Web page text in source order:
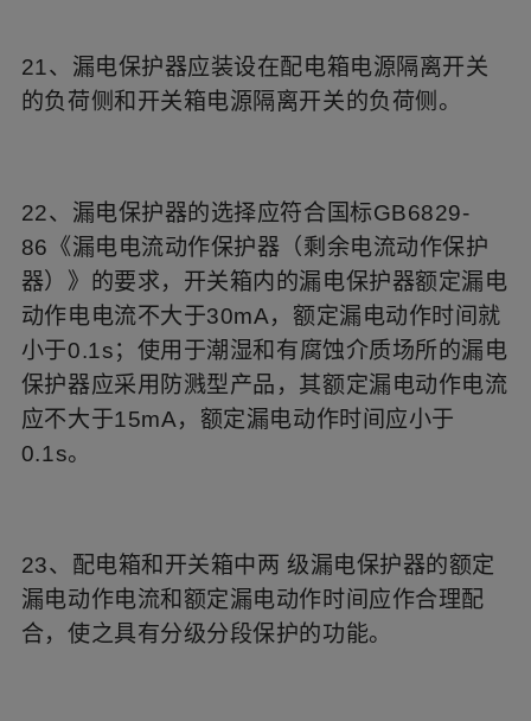
21、漏电保护器应装设在配电箱电源隔离开关
的负荷侧和开关箱电源隔离开关的负荷侧。
22、漏电保护器的选择应符合国标GB6829-
86《漏电电流动作保护器（剩余电流动作保护
器）》的要求，开关箱内的漏电保护器额定漏电
动作电电流不大于30mA，额定漏电动作时间就
小于0.1s；使用于潮湿和有腐蚀介质场所的漏电
保护器应采用防溅型产品，其额定漏电动作电流
应不大于15mA，额定漏电动作时间应小于
0.1s。
23、配电箱和开关箱中两 级漏电保护器的额定
漏电动作电流和额定漏电动作时间应作合理配
合，使之具有分级分段保护的功能。